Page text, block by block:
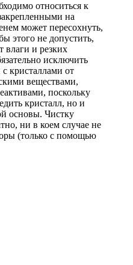
относиться к
на
может пересохнуть,
этого не допустить,
влаги и резких
исключить
кристаллами от
веществами,
поскольку
кристалл, но и
основы. Чистку
ни в коем случае не
(только с помощью